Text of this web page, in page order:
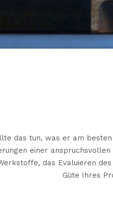
das tun, was er am
einer
das Evaluieren
Güte Ihres